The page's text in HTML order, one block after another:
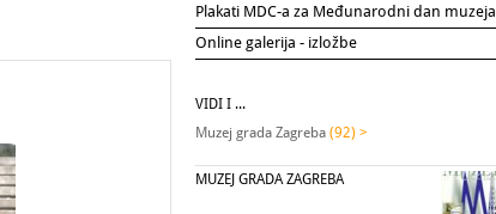
Plakati MDC-a za Međunarodni dan muzeja
Online galerija - izložbe
VIDI I ...
Muzej grada Zagreba (92) >
MUZEJ GRADA ZAGREBA